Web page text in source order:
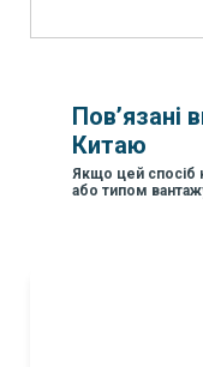
Пов’язані
Китаю
Якщо цей спосіб
або типом